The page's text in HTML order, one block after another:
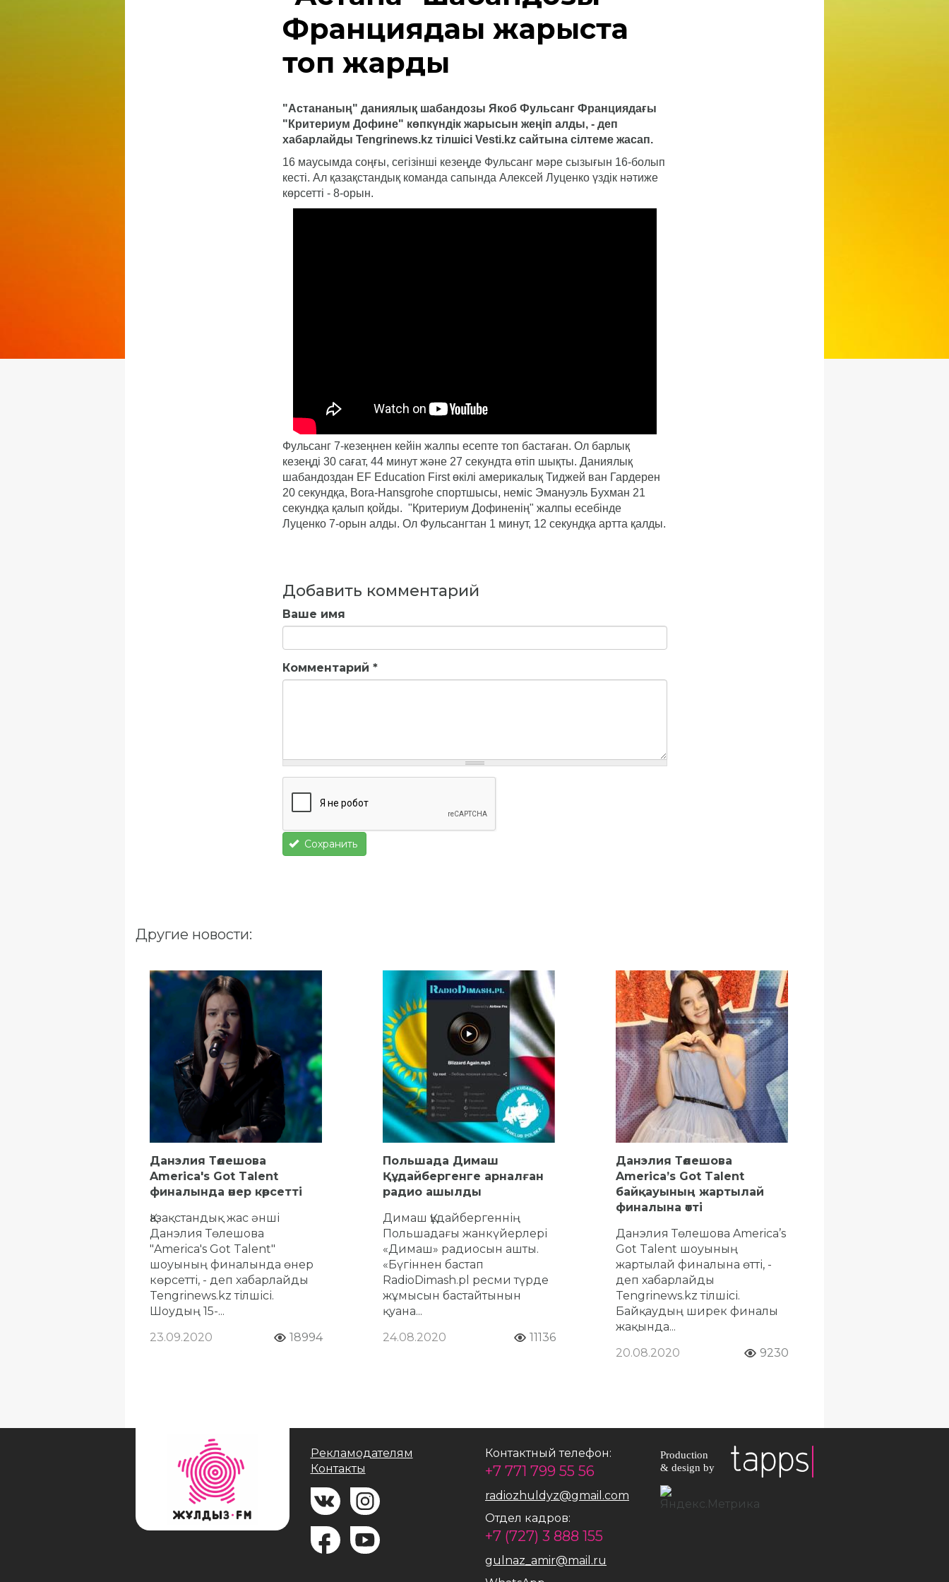
Франциядағы жарыста
топ жарды
"Астананың" даниялық шабандозы Якоб Фульсанг Франциядағы
"Критериум Дофине" көпкүндік жарысын жеңіп алды, - деп
хабарлайды Tengrinews.kz тілшісі Vesti.kz сайтына сілтеме жасап.
16 маусымда соңғы, сегізінші кезеңде Фульсанг мәре сызығын 16-болып
кесті. Ал қазақстандық команда сапында Алексей Луценко үздік нәтиже
көрсетті - 8-орын.
Фульсанг 7-кезеңнен кейін жалпы есепте топ бастаған. Ол барлық
кезеңді 30 сағат, 44 минут және 27 секундта өтіп шықты. Даниялық
шабандоздан EF Education First өкілі америкалық Тиджей ван Гардерен
20 секундқа, Bora-Hansgrohe спортшысы, неміс Эмануэль Бухман 21
секундқа қалып қойды. "Критериум Дофиненің" жалпы есебінде
Луценко 7-орын алды. Ол Фульсангтан 1 минут, 12 секундқа артта қалды.
Добавить комментарий
Ваше имя
Комментарий *
Сохранить
Другие новости:
Данэлия Төлешова
America's Got Talent
финалында өнер көрсетті
Қазақстандық жас әнші
Данэлия Төлешова
"America's Got Talent"
шоуының финалында өнер
көрсетті, - деп хабарлайды
Tengrinews.kz тілшісі.
Шоудың 15-...
23.09.2020
18994
Польшада Димаш
Құдайбергенге арналған
радио ашылды
Димаш Құдайбергеннің
Польшадағы жанкүйерлері
«Димаш» радиосын ашты.
«Бүгіннен бастап
RadioDimash.pl ресми түрде
жұмысын бастайтынын
қуана...
24.08.2020
11136
Данэлия Төлешова
America’s Got Talent
байқауының жартылай
финалына өтті
Данэлия Төлешова America’s
Got Talent шоуының
жартылай финалына өтті, -
деп хабарлайды
Tengrinews.kz тілшісі.
Байқаудың ширек финалы
жақында...
20.08.2020
9230
Рекламодателям
Контакты
Контактный телефон:
+7 771 799 55 56
radiozhuldyz@gmail.com
Отдел кадров:
+7 (727) 3 888 155
gulnaz_amir@mail.ru